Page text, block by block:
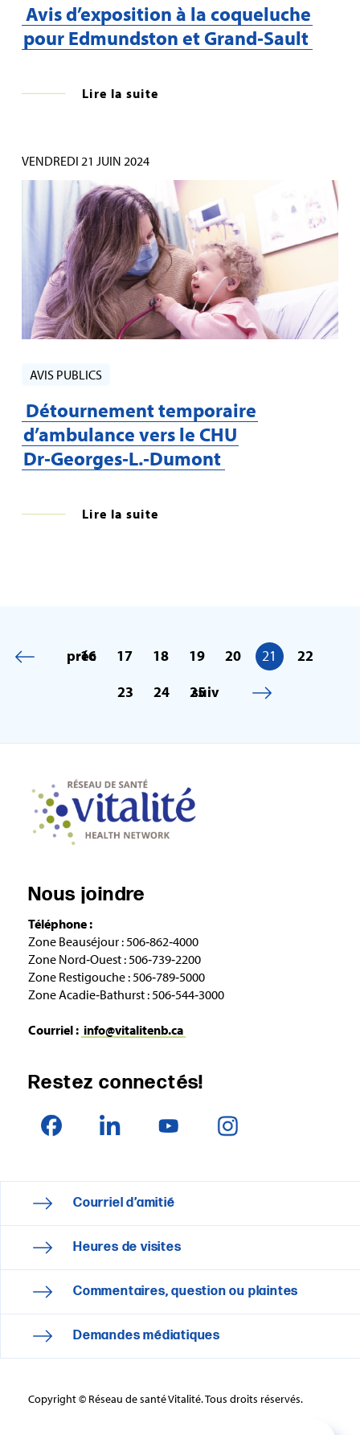
Avis d’exposition à la coqueluche
pour Edmundston et Grand‑Sault
Lire la suite
VENDREDI 21 JUIN 2024
AVIS PUBLICS
Détournement temporaire
d’ambulance vers le CHU
Dr‑Georges‑L.‑Dumont
Lire la suite
préc
16 17 18 19 20 21
22
23
24 25
suiv
Nous joindre
Téléphone :
Zone Beauséjour : 506‑862‑4000
Zone Nord‑Ouest : 506‑739‑2200
Zone Restigouche : 506‑789‑5000
Zone Acadie‑Bathurst : 506‑544‑3000
Courriel : info@vitalitenb.ca
Restez connectés!
Courriel d’amitié
Heures de visites
Commentaires, question ou plaintes
Demandes médiatiques
Copyright © Réseau de santé Vitalité. Tous droits réservés.